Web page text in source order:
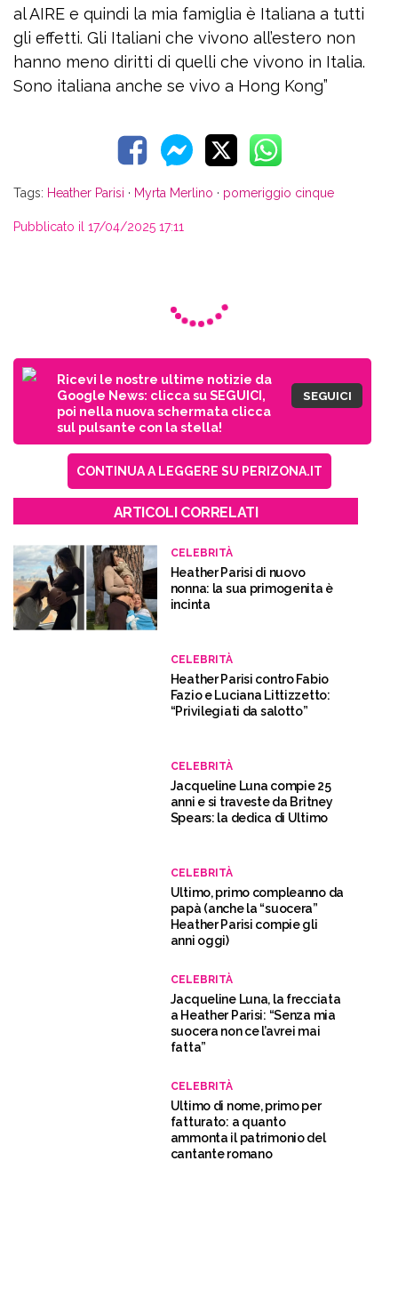
al AIRE e quindi la mia famiglia è Italiana a tutti
gli effetti. Gli Italiani che vivono all’estero non
hanno meno diritti di quelli che vivono in Italia.
Sono italiana anche se vivo a Hong Kong”
Tags: Heather Parisi · Myrta Merlino · pomeriggio cinque
Pubblicato il 17/04/2025 17:11
Ricevi le nostre ultime notizie da
Google News: clicca su SEGUICI,
poi nella nuova schermata clicca
sul pulsante con la stella!
SEGUICI
CONTINUA A LEGGERE SU PERIZONA.IT
ARTICOLI CORRELATI
CELEBRITÀ
Heather Parisi di nuovo
nonna: la sua primogenita è
incinta
CELEBRITÀ
Heather Parisi contro Fabio
Fazio e Luciana Littizzetto:
“Privilegiati da salotto”
CELEBRITÀ
Jacqueline Luna compie 25
anni e si traveste da Britney
Spears: la dedica di Ultimo
CELEBRITÀ
Ultimo, primo compleanno da
papà (anche la “suocera”
Heather Parisi compie gli
anni oggi)
CELEBRITÀ
Jacqueline Luna, la frecciata
a Heather Parisi: “Senza mia
suocera non ce l’avrei mai
fatta”
CELEBRITÀ
Ultimo di nome, primo per
fatturato: a quanto
ammonta il patrimonio del
cantante romano